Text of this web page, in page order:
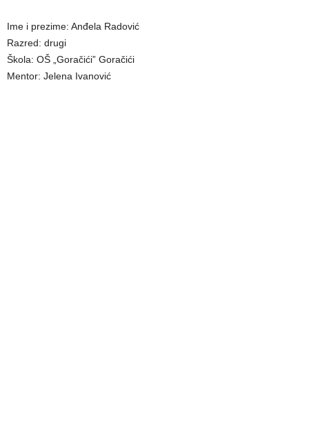
Ime i prezime: Anđela Radović
Razred: drugi
Škola: OŠ „Goračići” Goračići
Mentor: Jelena Ivanović